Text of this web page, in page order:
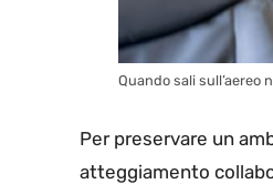
Quando sali
Per preservare un
atteggiamento